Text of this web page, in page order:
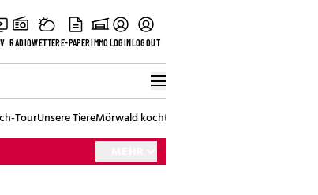
RADIOWETTERE-PAPERIMMOLOGINLOGOUT
TourUnsere TiereMörwald kocht